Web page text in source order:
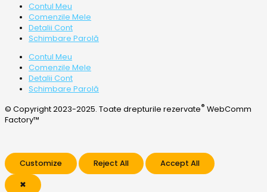
Contul Meu
Comenzile Mele
Detalii Cont
Schimbare Parolă
Contul Meu
Comenzile Mele
Detalii Cont
Schimbare Parolă
© Copyright 2023-2025. Toate drepturile rezervate® WebComm
Factory™
Customize Reject All Accept All
✖